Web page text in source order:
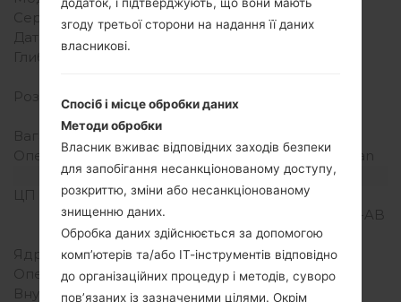
Серія
LG Optimus L1 II
Дата випуску
Квітень, 2013
Глибина
Розміри (ширина/висота)
(4.05 x 2.33 дюйма)
Вага
Операційна система
Android 4.1-4.3 Jelly Bean
Апаратне забезпечення
ЦП (процесор)
1.0 GHz Cortex-A5
Qualcomm MSM7225A-AB
Snapdragon S1
Ядра процесора
-
Оперативна память
512MB
Внутрішня память
4GB
додаток, і підтверджують, що вони мають
згоду третьої сторони на надання її даних
власникові.
Спосіб і місце обробки даних
Методи обробки
Власник вживає відповідних заходів безпеки
для запобігання несанкціонованому доступу,
розкриттю, зміни або несанкціонованому
знищенню даних.
Обробка даних здійснюється за допомогою
комп’ютерів та/або ІТ-інструментів відповідно
до організаційних процедур і методів, суворо
пов’язаних із зазначеними цілями. Окрім